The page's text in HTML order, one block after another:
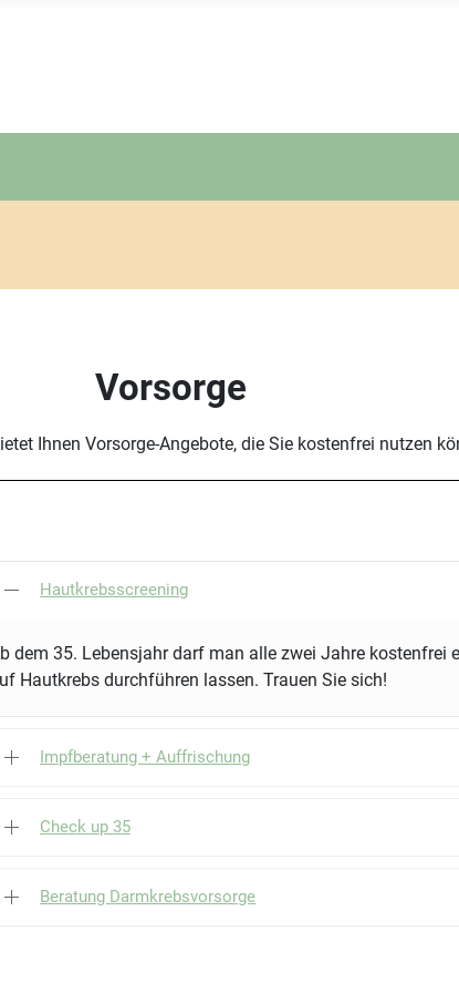
Vorsorge
Ihnen Vorsorge-Angebote, die Sie kostenfrei nutzen
Hautkrebsscreening
dem 35. Lebensjahr darf man alle zwei Jahre kostenfrei
Hautkrebs durchführen lassen. Trauen Sie sich!
Impfberatung + Auffrischung
Check up 35
Beratung Darmkrebsvorsorge